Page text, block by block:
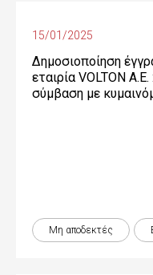
15/01/2025
Δημοσιοποίηση
εταιρία VOLTON
σύμβαση με
Μη αποδεκτές